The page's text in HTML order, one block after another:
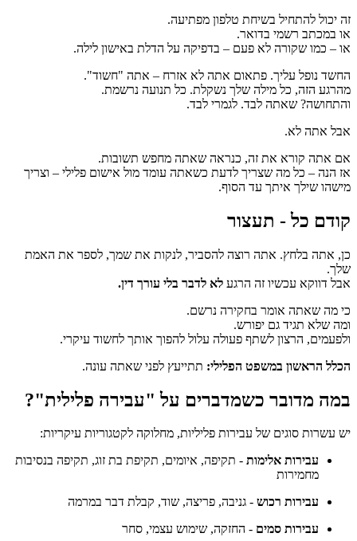
זה יכול להתחיל בשיחת טלפון מפתיעה.
או במכתב רשמי בדואר.
או – כמו שקורה לא פעם – בדפיקה על הדלת באישון לילה.
החשד נופל עליך. פתאום אתה לא אזרח – אתה "חשוד".
מהרגע הזה, כל מילה שלך נשקלת. כל תנועה נרשמת.
והתחושה? שאתה לבד. לגמרי לבד.
אבל אתה לא.
אם אתה קורא את זה, כנראה שאתה מחפש תשובות.
אז הנה – כל מה שצריך לדעת כשאתה עומד מול אישום פלילי – וצריך
מישהו שילך איתך עד הסוף.
קודם כל - תעצור
כן, אתה בלחץ. אתה רוצה להסביר, לנקות את שמך, לספר את האמת
שלך.
אבל דווקא עכשיו זה הרגע לא לדבר בלי עורך דין.
כי מה שאתה אומר בחקירה נרשם.
ומה שלא תגיד גם יפורש.
ולפעמים, הרצון לשתף פעולה עלול להפוך אותך לחשוד עיקרי.
הכלל הראשון במשפט הפלילי: תתייעץ לפני שאתה עונה.
במה מדובר כשמדברים על "עבירה פלילית"?
יש עשרות סוגים של עבירות פליליות, מחלוקה לקטגוריות עיקריות:
עבירות אלימות - תקיפה, איומים, תקיפת בת זוג, תקיפה בנסיבות
מחמירות
עבירות רכוש - גניבה, פריצה, שוד, קבלת דבר במרמה
עבירות סמים - החזקה, שימוש עצמי, סחר